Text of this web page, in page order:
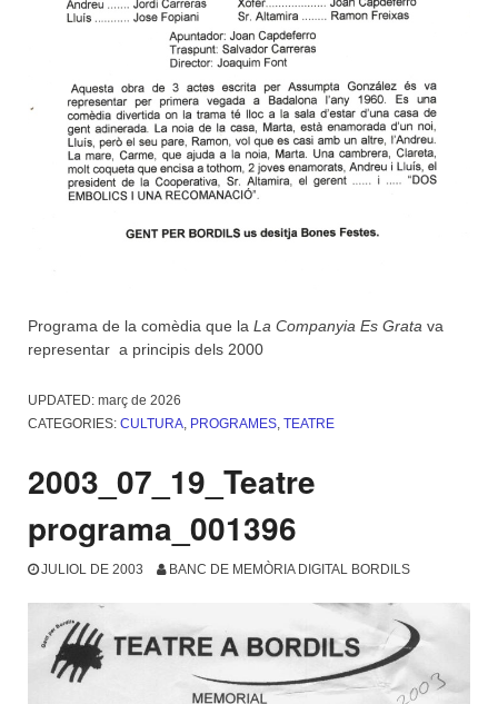
Programa de la comèdia que la La Companyia Es Grata va
representar a principis dels 2000
UPDATED: març de 2026
CATEGORIES: CULTURA PROGRAMES TEATRE
2003_07_19_Teatre
programa_001396
JULIOL DE 2003 BANC DE MEMÒRIA DIGITAL BORDILS